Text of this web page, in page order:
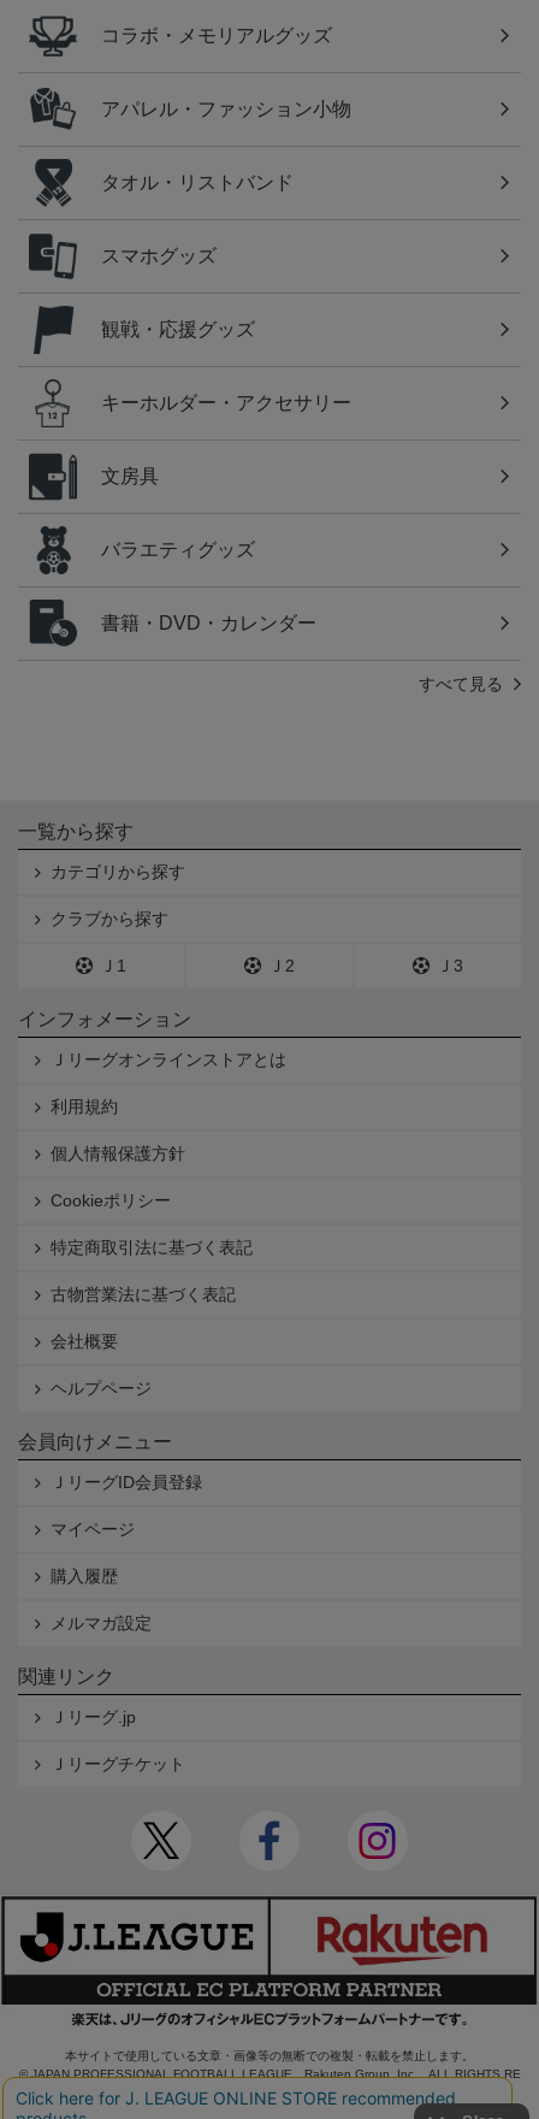
コラボ・メモリアルグッズ
アパレル・ファッション小物
タオル・リストバンド
スマホグッズ
観戦・応援グッズ
キーホルダー・アクセサリー
文房具
バラエティグッズ
書籍・DVD・カレンダー
すべて見る
一覧から探す
カテゴリから探す
クラブから探す
Ｊ1 Ｊ2 Ｊ3
インフォメーション
Ｊリーグオンラインストアとは
利用規約
個人情報保護方針
Cookieポリシー
特定商取引法に基づく表記
古物営業法に基づく表記
会社概要
ヘルプページ
会員向けメニュー
ＪリーグID会員登録
マイページ
購入履歴
メルマガ設定
関連リンク
Ｊリーグ.jp
Ｊリーグチケット
本サイトで使用している文章・画像等の無断での複製・転載を禁止します。
© JAPAN PROFESSIONAL FOOTBALL LEAGUE Rakuten Group, Inc. ALL RIGHTS RE
SERVED.